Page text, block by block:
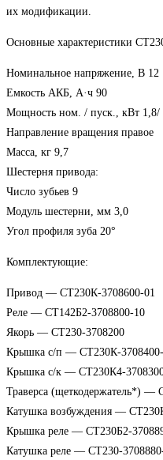
их модификации.
Основные характеристики
Номинальное напряжение, В 12
Емкость АКБ, А·ч 90
Мощность ном. / пуск., кВт 1,8/
Направление вращения правое
Масса, кг 9,7
Шестерня привода:
Число зубьев 9
Модуль шестерни, мм 3,0
Угол профиля зуба 20°
Комплектующие:
Привод — СТ230К-3708600-01
Реле — СТ142Б2-3708800-10
Якорь — СТ230-3708200
Крышка с/п — СТ230К-
Крышка с/к — СТ230К4-
Траверса (щеткодержатель*) —
Катушка возбуждения —
Крышка реле — СТ230Б2-
Катушка реле — СТ230-